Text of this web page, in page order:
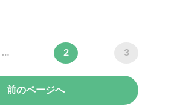
… 2 3
前のページへ